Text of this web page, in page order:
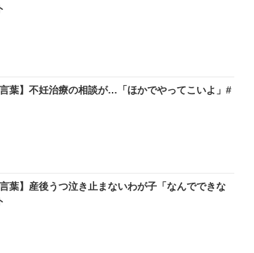
言葉】不妊治療の相談が…「ほかでやってこいよ」#
葉】産後うつ泣き止まないわが子「なんでできな